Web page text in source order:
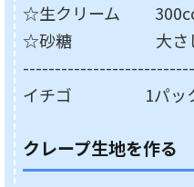
☆生クリーム
☆砂糖 大さ
イチゴ 1パッ
クレープ生地を作る